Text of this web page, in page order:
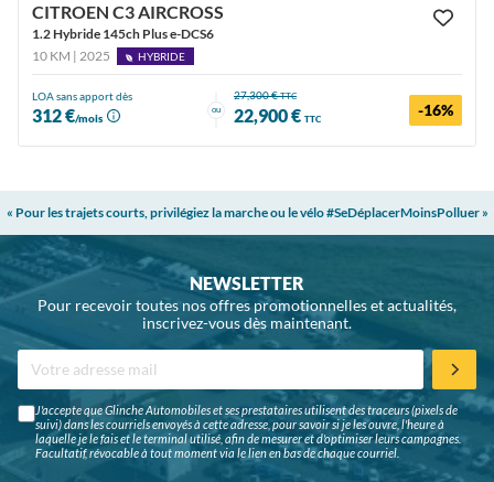
CITROEN C3 AIRCROSS
1.2 Hybride 145ch Plus e-DCS6
10 KM | 2025
HYBRIDE
LOA sans apport dès
312 €/mois
ou
27,300 €TTC
22,900 € TTC -16%
« Pour les trajets courts, privilégiez la marche ou le vélo #SeDéplacerMoinsPolluer »
NEWSLETTER
Pour recevoir toutes nos offres promotionnelles et actualités,
inscrivez-vous dès maintenant.
J'accepte que Glinche Automobiles et ses prestataires utilisent des traceurs (pixels de
suivi) dans les courriels envoyés à cette adresse, pour savoir si je les ouvre, l'heure à
laquelle je le fais et le terminal utilisé, afin de mesurer et d'optimiser leurs campagnes.
Facultatif, révocable à tout moment via le lien en bas de chaque courriel.